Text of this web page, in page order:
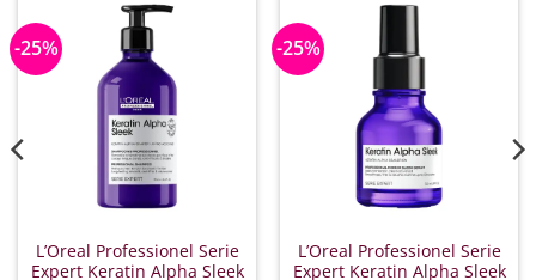
-25%
L’Oreal Professionel Serie
Expert Keratin Alpha Sleek
-25%
L’Oreal Professionel Serie
Expert Keratin Alpha Sleek